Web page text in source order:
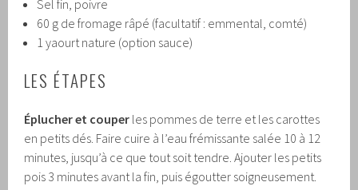
Sel fin, poivre
60 g de fromage râpé (facultatif : emmental, comté)
1 yaourt nature (option sauce)
LES ÉTAPES
Éplucher et couper les pommes de terre et les carottes
en petits dés. Faire cuire à l’eau frémissante salée 10 à 12
minutes, jusqu’à ce que tout soit tendre. Ajouter les petits
pois 3 minutes avant la fin, puis égoutter soigneusement.